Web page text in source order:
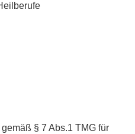
§ 7 Abs.1 TMG für